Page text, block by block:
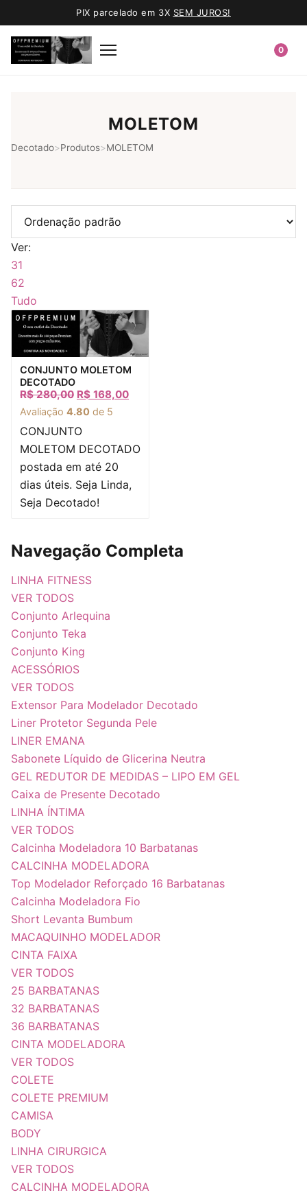
PIX parcelado em 3X SEM JUROS!
0
MOLETOM
Decotado>Produtos>MOLETOM
Ver:
31
62
Tudo
CONJUNTO MOLETOM
DECOTADO
R$280,00 R$ 168,00
Avaliação 4.80 de 5
CONJUNTO
MOLETOM DECOTADO
postada em até 20
dias úteis. Seja Linda,
Seja Decotado!
Navegação Completa
LINHA FITNESS
VER TODOS
Conjunto Arlequina
Conjunto Teka
Conjunto King
ACESSÓRIOS
VER TODOS
Extensor Para Modelador Decotado
Liner Protetor Segunda Pele
LINER EMANA
Sabonete Líquido de Glicerina Neutra
GEL REDUTOR DE MEDIDAS – LIPO EM GEL
Caixa de Presente Decotado
LINHA ÍNTIMA
VER TODOS
Calcinha Modeladora 10 Barbatanas
CALCINHA MODELADORA
Top Modelador Reforçado 16 Barbatanas
Calcinha Modeladora Fio
Short Levanta Bumbum
MACAQUINHO MODELADOR
CINTA FAIXA
VER TODOS
25 BARBATANAS
32 BARBATANAS
36 BARBATANAS
CINTA MODELADORA
VER TODOS
COLETE
COLETE PREMIUM
CAMISA
BODY
LINHA CIRURGICA
VER TODOS
CALCINHA MODELADORA